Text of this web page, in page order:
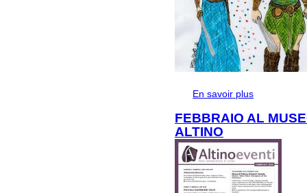
En savoir plus
FEBBRAIO AL
ALTINO